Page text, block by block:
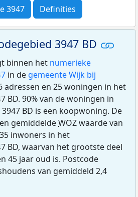
3947 Definities
3947 BD
binnen het numerieke
in de gemeente Wijk bij
adressen en 25 woningen in het
BD. 90% van de woningen in
BD is een koopwoning. De
gemiddeldeWOZwaarde van
inwoners in het
BD, waarvan het grootste deel
45 jaar oud is. Postcode
van gemiddeld 2,4